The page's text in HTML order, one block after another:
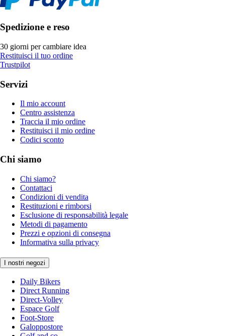
Spedizione e reso
30 giorni per cambiare idea
Restituisci il tuo ordine
Trustpilot
Servizi
Il mio account
Centro assistenza
Traccia il mio ordine
Restituisci il mio ordine
Codici sconto
Chi siamo
Chi siamo?
Contattaci
Condizioni di vendita
Restituzioni e rimborsi
Esclusione di responsabilità legale
Metodi di pagamento
Prezzi e opzioni di consegna
Informativa sulla privacy
I nostri negozi
Daily Bikers
Direct Running
Direct-Volley
Espace Golf
Foot-Store
Galoppostore